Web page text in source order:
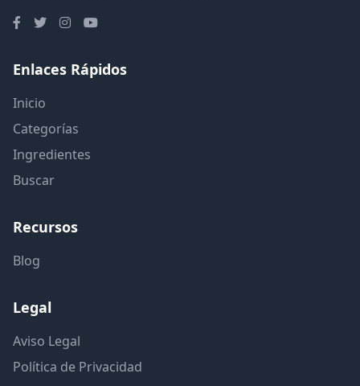
Enlaces Rápidos
Inicio
Categorías
Ingredientes
Buscar
Recursos
Blog
Legal
Aviso Legal
Política de Privacidad